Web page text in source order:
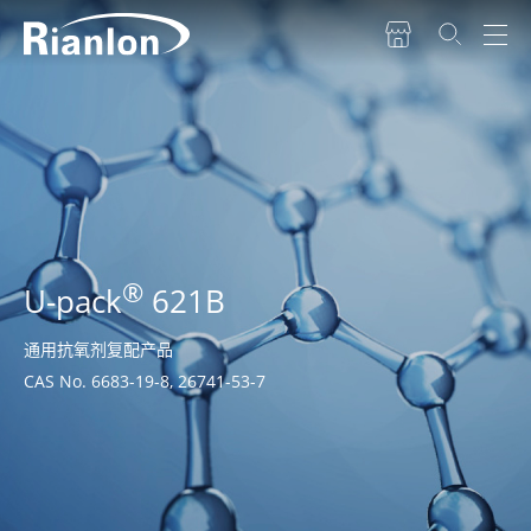
U-pack® 621B
通用抗氧剂复配产品
CAS No. 6683-19-8, 26741-53-7